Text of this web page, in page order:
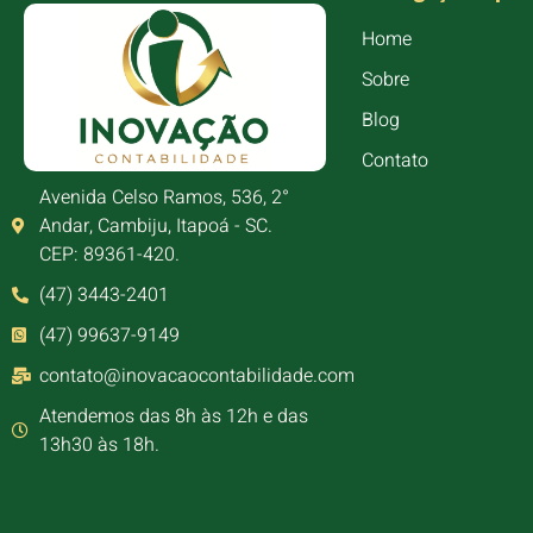
Avenida Celso Ramos, 536, 2°
Andar, Cambiju, Itapoá - SC.
CEP: 89361-420.
(47) 3443-2401
(47) 99637-9149
contato@inovacaocontabilidade.com
Atendemos das 8h às 12h e das
13h30 às 18h.
Home
Sobre
Blog
Contato